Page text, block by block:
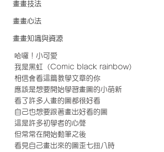
畫畫技法
畫畫心法
畫畫知識與資源
哈囉！小可愛
我是黑虹（Comic black rainbow）
相信會看這篇教學文章的你
應該是想要開始學習畫圖的小萌新
看了許多人畫的圖都很好看
自己也想要跟著畫出好看的圖
這是許多初學者的心聲
但常常在開始動筆之後
看見自己畫出來的圖歪七扭八時